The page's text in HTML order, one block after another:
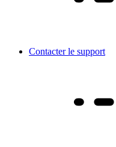
Contacter le support